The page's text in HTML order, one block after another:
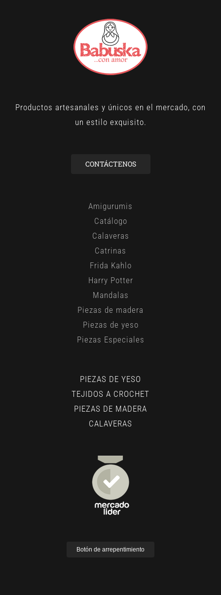
Productos artesanales y únicos en el mercado, con
un estilo exquisito.
CONTÁCTENOS
Amigurumis
Catálogo
Calaveras
Catrinas
Frida Kahlo
Harry Potter
Mandalas
Piezas de madera
Piezas de yeso
Piezas Especiales
PIEZAS DE YESO
TEJIDOS A CROCHET
PIEZAS DE MADERA
CALAVERAS
Botón de arrepentimiento